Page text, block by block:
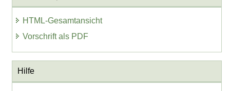
HTML-Gesamtansicht
Vorschrift als PDF
Hilfe